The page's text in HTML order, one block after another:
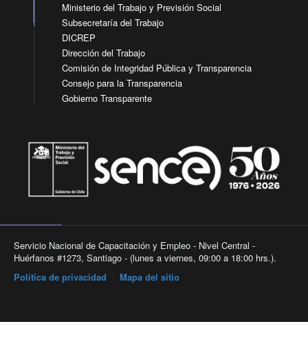
Ministerio del Trabajo y Previsión Social
Subsecretaría del Trabajo
DICREP
Dirección del Trabajo
Comisión de Integridad Pública y Transparencia
Consejo para la Transparencia
Gobierno Transparente
Servicio Nacional de Capacitación y Empleo - Nivel Central -
Huérfanos #1273, Santiago - (lunes a viernes, 09:00 a 18:00 hrs.).
Política de privacidad
Mapa del sitio